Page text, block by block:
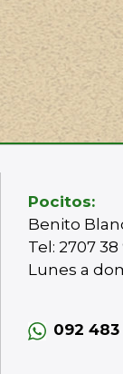
Pocitos:
Benito
Tel: 2707
Lunes a
092 483